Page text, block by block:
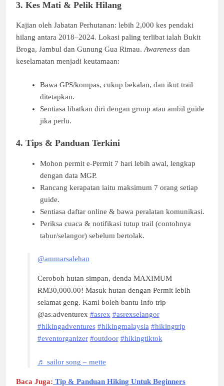
3. Kes Mati & Pelik Hilang
Kajian oleh Jabatan Perhutanan: lebih 2,000 kes pendaki
hilang antara 2018–2024. Lokasi paling terlibat ialah Bukit
Broga, Jambul dan Gunung Gua Rimau.Awareness dan
keselamatan menjadi keutamaan:
Bawa GPS/kompas, cukup bekalan, dan ikut trail
ditetapkan.
Sentiasa libatkan diri dengan group atau ambil guide
jika perlu.
4. Tips & Panduan Terkini
Mohon permit e‑Permit 7 hari lebih awal, lengkap
dengan data MGP.
Rancang kerapatan iaitu maksimum 7 orang setiap
guide.
Sentiasa daftar online & bawa peralatan komunikasi.
Periksa cuaca & notifikasi tutup trail (contohnya
tabur/selangor) sebelum bertolak.
@ammarsalehan
Ceroboh hutan simpan, denda MAXIMUM
RM30,000.00! Masuk hutan dengan Permit lebih
selamat geng. Kami boleh bantu Info trip
@as.adventurex #asrex #asrexselangor
#hikingadventures #hikingmalaysia #hikingtrip
#eventorganizer #outdoor #hikingtiktok
♬ sailor song – mette
Baca Juga: Tip & Panduan Hiking Untuk Beginners